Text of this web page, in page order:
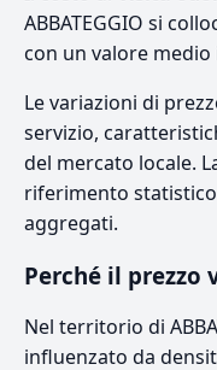
ABBATEGGIO si
con un valore
Le variazioni di
servizio,
del mercato locale.
riferimento
aggregati.
Perché il prezzo
Nel territorio di
influenzato da